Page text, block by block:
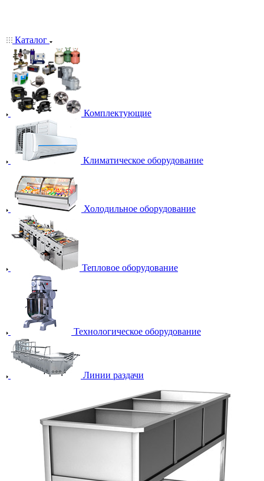
Каталог
Комплектующие
Климатическое оборудование
Холодильное оборудование
Тепловое оборудование
Технологическое оборудование
Линии раздачи